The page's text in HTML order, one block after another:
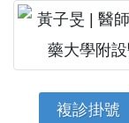
複診掛號